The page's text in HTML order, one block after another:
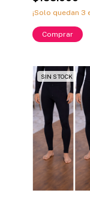
¡Solo quedan 3
SIN STOCK